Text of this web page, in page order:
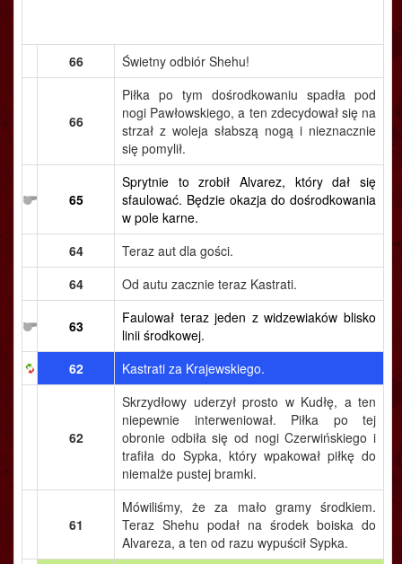
66 Świetny odbiór Shehu!
66
Piłka po tym dośrodkowaniu spadła pod
nogi Pawłowskiego, a ten zdecydował się na
strzał z woleja słabszą nogą i nieznacznie
się pomylił.
65
Sprytnie to zrobił Alvarez, który dał się
sfaulować. Będzie okazja do dośrodkowania
w pole karne.
64
Teraz aut dla gości.
64
Od autu zacznie teraz Kastrati.
63
Faulował teraz jeden z widzewiaków blisko
linii środkowej.
62
Kastrati za Krajewskiego.
62
Skrzydłowy uderzył prosto w Kudłę, a ten
niepewnie interweniował. Piłka po tej
obronie odbiła się od nogi Czerwińskiego i
trafiła do Sypka, który wpakował piłkę do
niemalże pustej bramki.
61
Mówiliśmy, że za mało gramy środkiem.
Teraz Shehu podał na środek boiska do
Alvareza, a ten od razu wypuścił Sypka.